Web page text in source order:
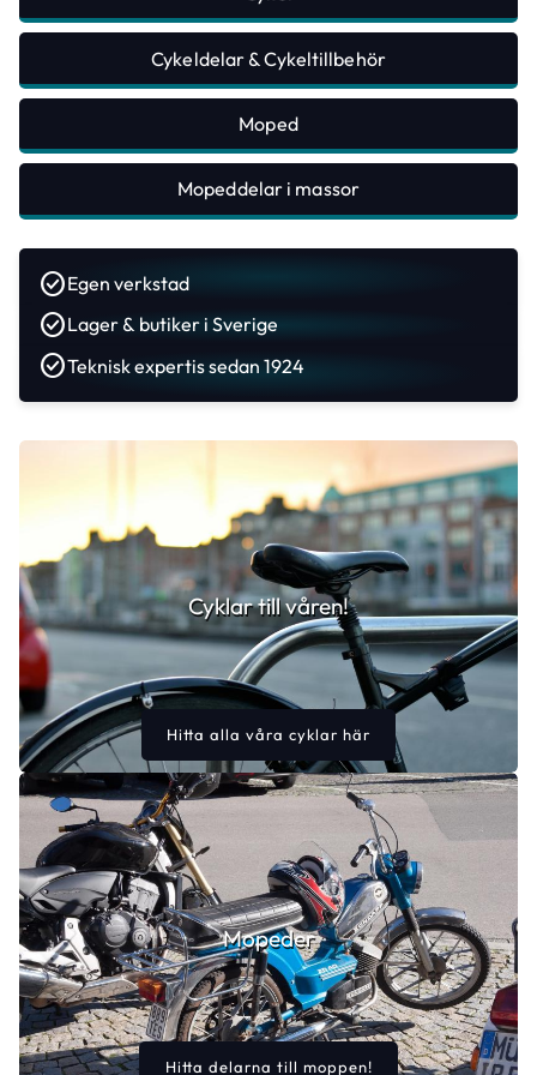
Cykeldelar & Cykeltillbehör
Moped
Mopeddelar i massor
Egen verkstad
Lager & butiker i Sverige
Teknisk expertis sedan 1924
Cyklar till våren!
Hitta alla våra cyklar här
Mopeder
Hitta delarna till moppen!